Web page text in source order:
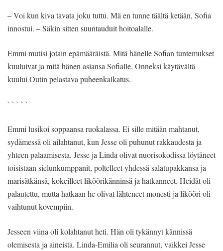
– Voi kun kiva tavata joku tuttu. Mä en tunne täältä ketään, Sofia
innostui. – Säkin sitten suuntauduit hoitoalalle.
Emmi mutisi jotain epämääräistä. Mitä hänelle Sofian tuntemukset
kuuluivat ja mitä hänen asiansa Sofialle. Onneksi käytävältä
kuului Outin pelastava puheenkalkatus.
` ` ` ` `
Emmi lusikoi soppaansa ruokalassa. Ei sille mitään mahtanut,
sydämessä oli ailahtanut, kun Jesse oli puhunut rakkaudesta ja
yhteen palaamisesta. Jesse ja Linda olivat nuorisokodissa löytäneet
toisistaan sielunkumppanit, poltelleet yhdessä salatupakkansa ja
marisätkänsä, kokeilleet liköörikänninsä ja hatkanneet. Heidät oli
palautettu, mutta hatkaan he olivat lähteneet monesti ja likööri oli
vaihtunut kovempiin.
Jesseen viina oli kolahtanut heti. Hän oli tykännyt kännissä
olemisesta ja aineista. Linda-Emilia oli seurannut, vaikkei Jesse